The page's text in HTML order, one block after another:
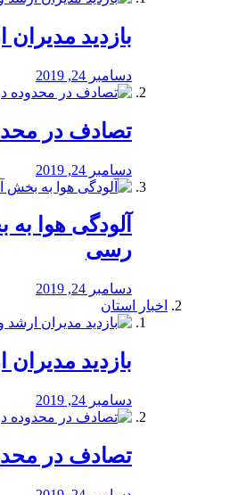
بازدید
دسامبر 24, 2019
تصادف در
دسامبر 24, 2019
آلودگی هوا
رسی
دسامبر 24, 2019
اخبار استان
بازدید
دسامبر 24, 2019
تصادف در